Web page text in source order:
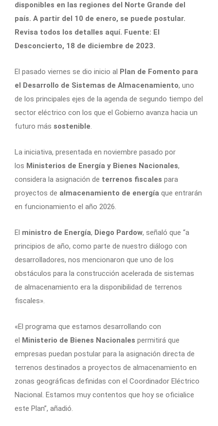
disponibles en las regiones del Norte Grande del
país. A partir del 10 de enero, se puede postular.
Revisa todos los detalles aquí. Fuente: El
Desconcierto, 18 de diciembre de 2023.
El pasado viernes se dio inicio al Plan de Fomento para
el Desarrollo de Sistemas de Almacenamiento, uno
de los principales ejes de la agenda de segundo tiempo del
sector eléctrico con los que el Gobierno avanza hacia un
futuro más sostenible
La iniciativa, presentada en noviembre pasado por
los Ministerios de Energía y Bienes Nacionales,
considera la asignación de terrenos fiscales para
proyectos de almacenamiento de energía que entrarán
en funcionamiento el año 2026.
El ministro de Energía, Diego Pardow, señaló que “a
principios de año, como parte de nuestro diálogo con
desarrolladores, nos mencionaron que uno de los
obstáculos para la construcción acelerada de sistemas
de almacenamiento era la disponibilidad de terrenos
fiscales».
«El programa que estamos desarrollando con
el Ministerio de Bienes Nacionales permitirá que
empresas puedan postular para la asignación directa de
terrenos destinados a proyectos de almacenamiento en
zonas geográficas definidas con el Coordinador Eléctrico
Nacional. Estamos muy contentos que hoy se oficialice
este Plan”, añadió.